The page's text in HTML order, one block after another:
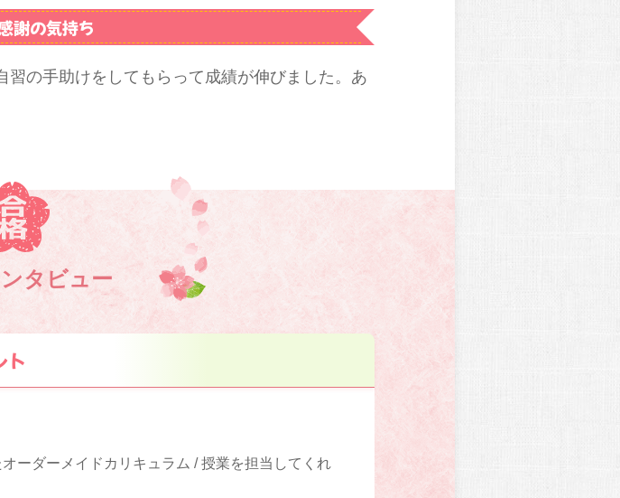
謝の気持ち
の手助けをしてもらって成績が伸びました。あ
タビュー
ト
ーダーメイドカリキュラム / 授業を担当してくれ